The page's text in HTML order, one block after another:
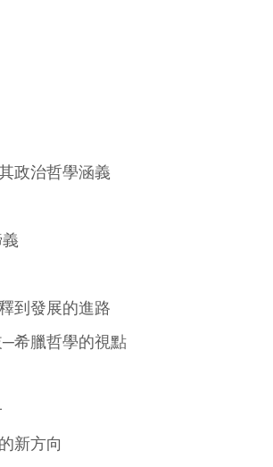
政治哲學涵義
到發展的進路
希臘哲學的視點
新方向